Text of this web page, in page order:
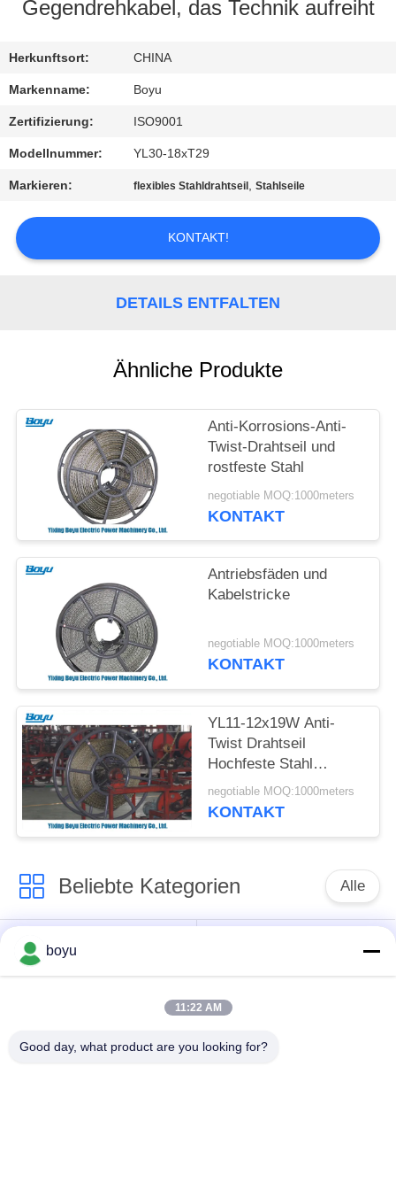
SIE
MIT
UNS
IN
VERBINDUNG
NACHRICHTEN
FORDERN
SITEMAP
PRIVACY
POLICY
Gegendrehkabel, das Technik aufreiht
Herkunftsort: CHINA
Markenname: Boyu
Zertifizierung: ISO9001
Modellnummer: YL30-18xT29
Markieren: flexibles Stahldrahtseil ,Stahlseile
KONTAKT!
DETAILS ENTFALTEN
Ähnliche Produkte
Anti-Korrosions-Anti-
Twist-Drahtseil und
rostfeste Stahl
negotiable MOQ:1000meters
KONTAKT
Antriebsfäden und
Kabelstricke
negotiable MOQ:1000meters
KONTAKT
YL11-12x19W Anti-
Twist Drahtseil
Hochfeste Stahl
geflochten
negotiable MOQ:1000meters
KONTAKT
Beliebte Kategorien Alle
Übertragungsleitung,
die Ausrüstung
Spannung, die
Gegendrehdrahtseil
boyu
11:22 AM
Good day, what product are you looking for?